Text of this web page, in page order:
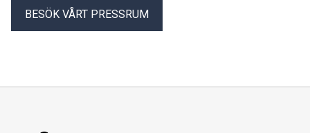
BESÖK VÅRT PRESSRUM